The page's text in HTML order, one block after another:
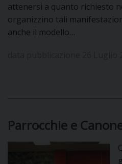
attenersi a quanto richiesto
organizzino tali
anche il modello…
Parrocchie e